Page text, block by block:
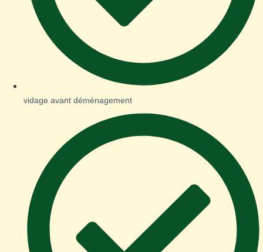
vidage avant déménagement